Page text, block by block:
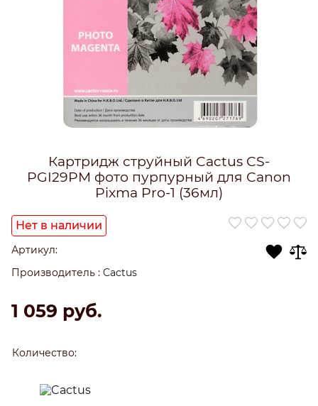
Картридж струйный Cactus CS-
PGI29PM фото пурпурный для Canon
Pixma Pro-1 (36мл)
Нет в наличии
Артикул:
Производитель : Cactus
1 059 руб.
Количество: